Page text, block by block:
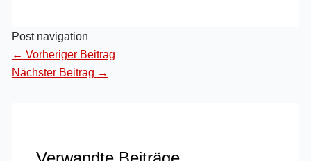
Post navigation
← Vorheriger Beitrag
Nächster Beitrag →